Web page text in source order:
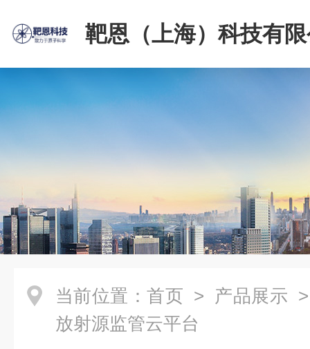
靶恩（上海）科技有
当前位置： 首页 > 产品展示
放射源监管云平台